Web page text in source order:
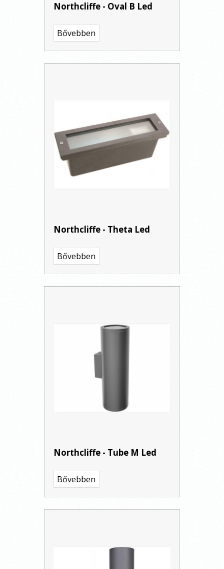
Northcliffe - Oval B Led
Bővebben
Northcliffe - Theta Led
Bővebben
Northcliffe - Tube M Led
Bővebben